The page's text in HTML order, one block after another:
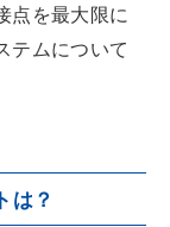
点を最大限に
テムについて
は？